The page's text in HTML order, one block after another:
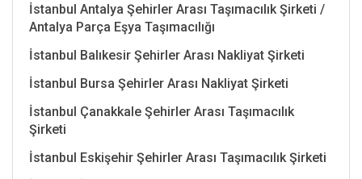
İstanbul Antalya Şehirler Arası Taşımacılık Şirketi /
Antalya Parça Eşya Taşımacılığı
İstanbul Balıkesir Şehirler Arası Nakliyat Şirketi
İstanbul Bursa Şehirler Arası Nakliyat Şirketi
İstanbul Çanakkale Şehirler Arası Taşımacılık
Şirketi
İstanbul Eskişehir Şehirler Arası Taşımacılık Şirketi